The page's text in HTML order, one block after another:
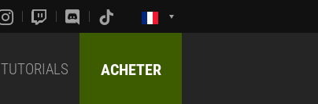
TUTORIALS ACHETER